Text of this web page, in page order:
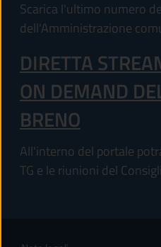
Scarica l'ultimo numero
dell'Amministrazione
DIRETTA
ON DEMAND
BRENO
All'interno del portale
TG e le riunioni del